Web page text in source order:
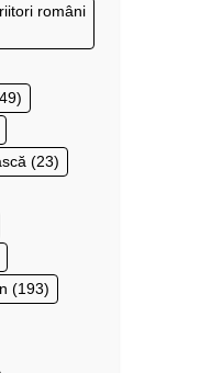
români
(23)
(193)